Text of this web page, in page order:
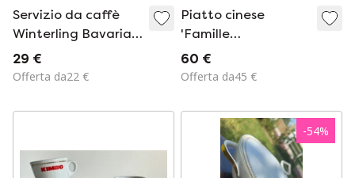
Servizio da caffè
Winterling Bavaria,
vintage anni '60-
'70, completo.
29 €
Offerta da22 €
Piatto cinese
'Famille
Rose/Canton -
Periodo
nuovo
60 €
Offerta da45 €
-54%